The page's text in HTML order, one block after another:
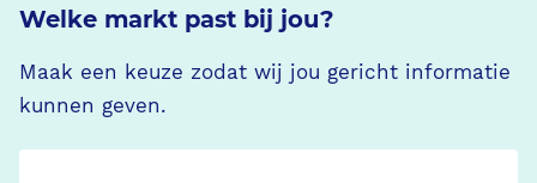
Welke markt past bij jou?
Maak een keuze zodat wij jou gericht informatie
kunnen geven.